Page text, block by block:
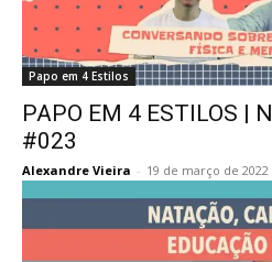
Papo em 4 Estilos
PAPO EM 4 ESTILOS |
#023
Alexandre Vieira - 19 de março de 2022